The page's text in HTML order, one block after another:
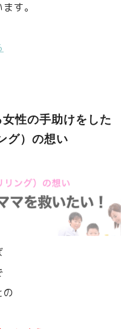
す。
女性の手助けをした
グ）の想い
の